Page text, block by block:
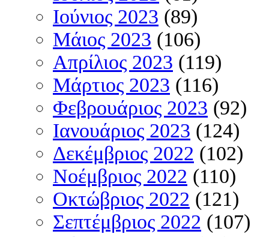
Ιούνιος 2023 (89)
Μάιος 2023 (106)
Απρίλιος 2023 (119)
Μάρτιος 2023 (116)
Φεβρουάριος 2023 (92)
Ιανουάριος 2023 (124)
Δεκέμβριος 2022 (102)
Νοέμβριος 2022 (110)
Οκτώβριος 2022 (121)
Σεπτέμβριος 2022 (107)